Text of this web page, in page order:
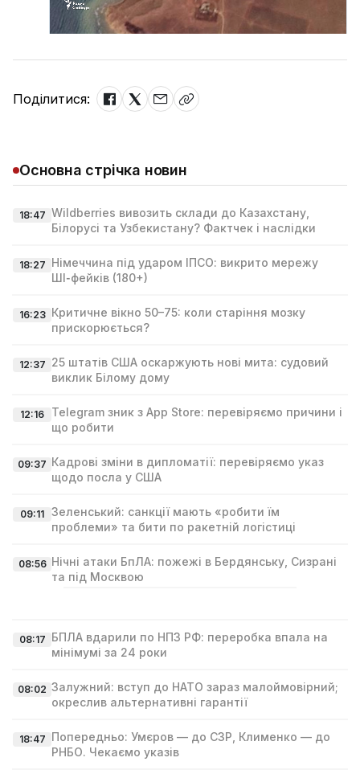
Поділитися:
Основна стрічка новин
18:47 Wildberries вивозить склади до Казахстану,
Білорусі та Узбекистану? Фактчек і наслідки
18:27 Німеччина під ударом ІПСО: викрито мережу
ШІ‑фейків (180+)
16:23 Критичне вікно 50–75: коли старіння мозку
прискорюється?
12:37 25 штатів США оскаржують нові мита: судовий
виклик Білому дому
12:16
Telegram зник з App Store: перевіряємо причини і
що робити
09:37 Кадрові зміни в дипломатії: перевіряємо указ
щодо посла у США
09:11 Зеленський: санкції мають «робити їм
проблеми» та бити по ракетній логістиці
08:56 Нічні атаки БпЛА: пожежі в Бердянську, Сизрані
та під Москвою
08:17 БПЛА вдарили по НПЗ РФ: переробка впала на
мінімумі за 24 роки
08:02 Залужний: вступ до НАТО зараз малоймовірний;
окреслив альтернативні гарантії
18:47 Попередньо: Умєров — до СЗР, Клименко — до
РНБО. Чекаємо указів